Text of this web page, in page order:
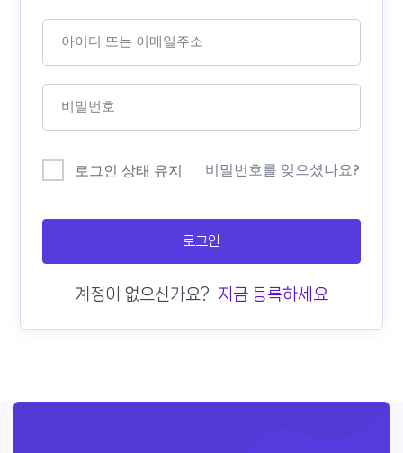
로그인 상태 유지 비밀번호를 잊으셨나요?
로그인
계정이 없으신가요? 지금 등록하세요